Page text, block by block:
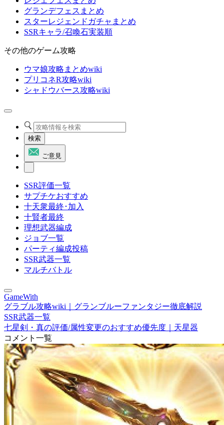
グランデフェスまとめ
スターレジェンドガチャまとめ
SSRキャラ/召喚石実装順
その他のゲーム攻略
ウマ娘攻略まとめwiki
プリコネR攻略wiki
シャドウバース攻略wiki
検索
ご意見
SSR評価一覧
サプチケおすすめ
十天衆最終･加入
十賢者最終
理想武器編成
ジョブ一覧
パーティ編成投稿
SSR武器一覧
マルチバトル
GameWith
グラブル攻略wiki｜グランブルーファンタジー徹底解説
SSR武器一覧
七星剣・真の評価/属性変更のおすすめ優先度｜天星器
コメント一覧